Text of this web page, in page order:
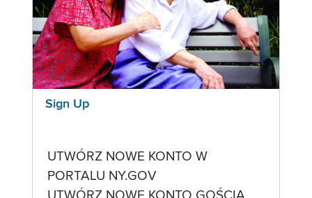
Sign Up
UTWÓRZ NOWE KONTO W
PORTALU NY.GOV